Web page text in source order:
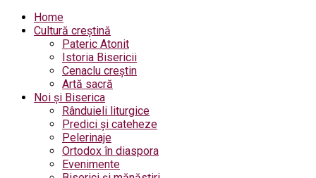
Home
Cultură creștină
Pateric Atonit
Istoria Bisericii
Cenaclu creștin
Artă sacră
Noi și Biserica
Rânduieli liturgice
Predici și cateheze
Pelerinaje
Ortodox în diaspora
Evenimente